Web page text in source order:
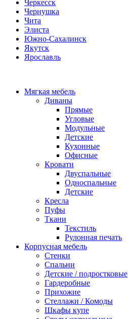
Черкесск
Чернушка
Чита
Элиста
Южно-Сахалинск
Якутск
Ярославль
Мягкая мебель
Диваны
Прямые
Угловые
Модульные
Детские
Кухонные
Офисные
Кровати
Двуспальные
Односпальные
Детские
Кресла
Пуфы
Ткани
Текстиль
Рулонная печать
Корпусная мебель
Стенки
Спальни
Детские / подростковые
Гардеробные
Прихожие
Стеллажи / Комоды
Шкафы купе